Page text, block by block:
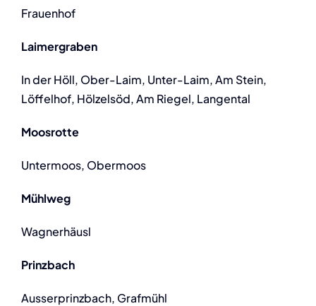
Frauenhof
Laimergraben
In der Höll, Ober-Laim, Unter-Laim, Am Stein,
Löffelhof, Hölzelsöd, Am Riegel, Langental
Moosrotte
Untermoos, Obermoos
Mühlweg
Wagnerhäusl
Prinzbach
Ausserprinzbach, Grafmühl